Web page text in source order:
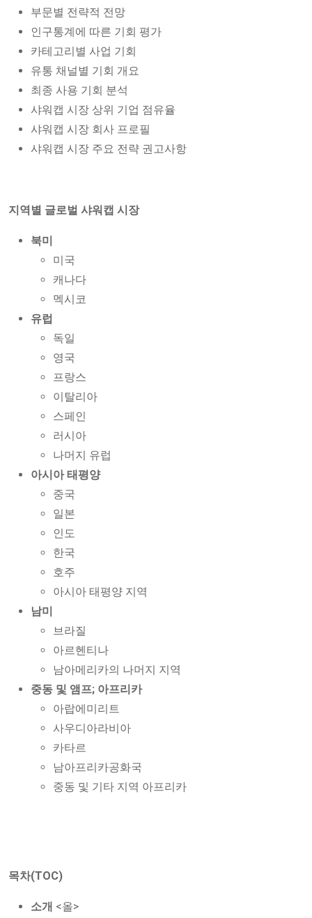
부문별 전략적 전망
인구통계에 따른 기회 평가
카테고리별 사업 기회
유통 채널별 기회 개요
최종 사용 기회 분석
샤워캡 시장 상위 기업 점유율
샤워캡 시장 회사 프로필
샤워캡 시장 주요 전략 권고사항
지역별 글로벌 샤워캡 시장
북미
미국
캐나다
멕시코
유럽
독일
영국
프랑스
이탈리아
스페인
러시아
나머지 유럽
아시아 태평양
중국
일본
인도
한국
호주
아시아 태평양 지역
남미
브라질
아르헨티나
남아메리카의 나머지 지역
중동 및 앰프; 아프리카
아랍에미리트
사우디아라비아
카타르
남아프리카공화국
중동 및 기타 지역 아프리카
목차(TOC)
소개 <올>